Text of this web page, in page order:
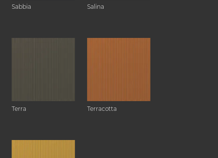
Sabbia Salina
Terra Terracotta